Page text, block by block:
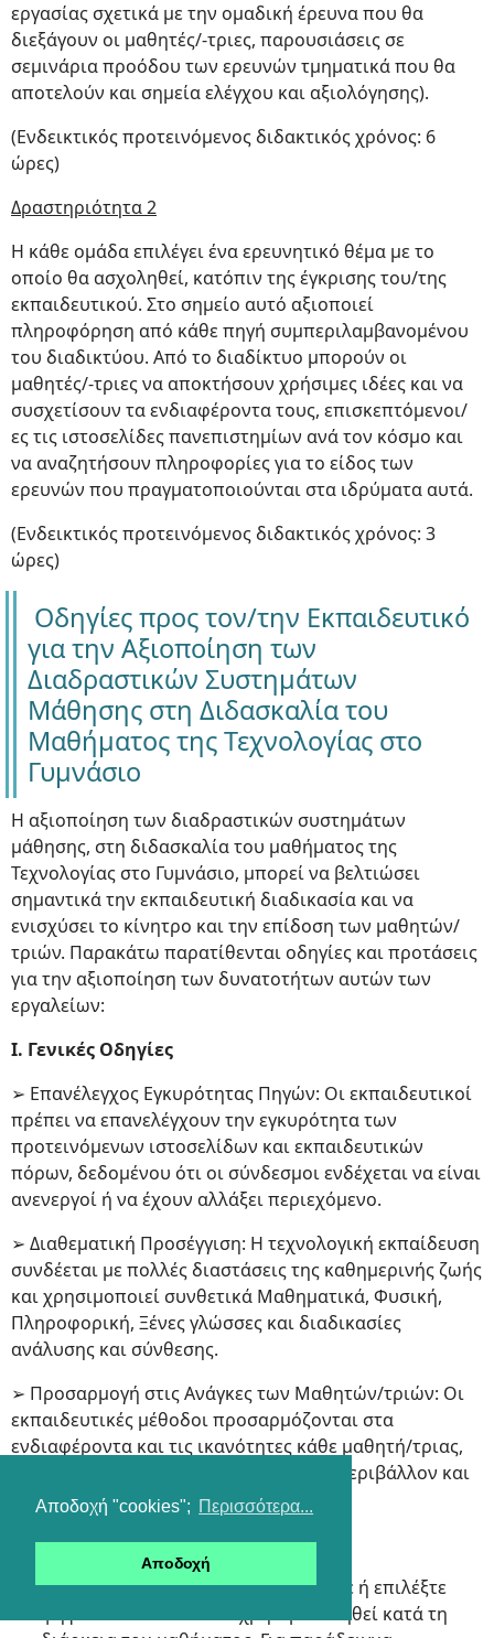
Αποδοχή "cookies"; Περισσότερα...
Αποδοχή
εργασίας σχετικά με την ομαδική έρευνα που θα
διεξάγουν οι μαθητές/-τριες, παρουσιάσεις σε
σεμινάρια προόδου των ερευνών τμηματικά που θα
αποτελούν και σημεία ελέγχου και αξιολόγησης).
(Ενδεικτικός προτεινόμενος διδακτικός χρόνος: 6
ώρες)
Δραστηριότητα 2
Η κάθε ομάδα επιλέγει ένα ερευνητικό θέμα με το
οποίο θα ασχοληθεί, κατόπιν της έγκρισης του/της
εκπαιδευτικού. Στο σημείο αυτό αξιοποιεί
πληροφόρηση από κάθε πηγή συμπεριλαμβανομένου
του διαδικτύου. Από το διαδίκτυο μπορούν οι
μαθητές/-τριες να αποκτήσουν χρήσιμες ιδέες και να
συσχετίσουν τα ενδιαφέροντα τους, επισκεπτόμενοι/
ες τις ιστοσελίδες πανεπιστημίων ανά τον κόσμο και
να αναζητήσουν πληροφορίες για το είδος των
ερευνών που πραγματοποιούνται στα ιδρύματα αυτά.
(Ενδεικτικός προτεινόμενος διδακτικός χρόνος: 3
ώρες)
Οδηγίες προς τον/την Εκπαιδευτικό
για την Αξιοποίηση των
Διαδραστικών Συστημάτων
Μάθησης στη Διδασκαλία του
Μαθήματος της Τεχνολογίας στο
Γυμνάσιο
Η αξιοποίηση των διαδραστικών συστημάτων
μάθησης, στη διδασκαλία του μαθήματος της
Τεχνολογίας στο Γυμνάσιο, μπορεί να βελτιώσει
σημαντικά την εκπαιδευτική διαδικασία και να
ενισχύσει το κίνητρο και την επίδοση των μαθητών/
τριών. Παρακάτω παρατίθενται οδηγίες και προτάσεις
για την αξιοποίηση των δυνατοτήτων αυτών των
εργαλείων:
I. Γενικές Οδηγίες
➢ Επανέλεγχος Εγκυρότητας Πηγών: Οι εκπαιδευτικοί
πρέπει να επανελέγχουν την εγκυρότητα των
προτεινόμενων ιστοσελίδων και εκπαιδευτικών
πόρων, δεδομένου ότι οι σύνδεσμοι ενδέχεται να είναι
ανενεργοί ή να έχουν αλλάξει περιεχόμενο.
➢ Διαθεματική Προσέγγιση: Η τεχνολογική εκπαίδευση
συνδέεται με πολλές διαστάσεις της καθημερινής ζωής
και χρησιμοποιεί συνθετικά Μαθηματικά, Φυσική,
Πληροφορική, Ξένες γλώσσες και διαδικασίες
ανάλυσης και σύνθεσης.
➢ Προσαρμογή στις Ανάγκες των Μαθητών/τριών: Οι
εκπαιδευτικές μέθοδοι προσαρμόζονται στα
ενδιαφέροντα και τις ικανότητες κάθε μαθητή/τριας,
λαμβάνοντας υπόψη το εκπαιδευτικό περιβάλλον και
τους διαθέσιμους πόρους.8
1. Προετοιμασία Μαθήματος
Προετοιμασία Υλικού: Δημιουργήστε ή επιλέξτε
ψηφιακό υλικό που θα χρησιμοποιηθεί κατά τη